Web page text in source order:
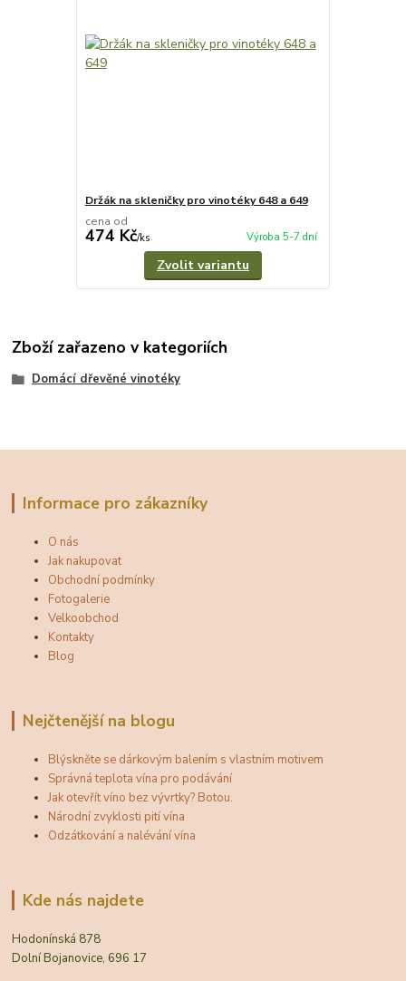
Držák na skleničky pro vinotéky 648 a 649
cena od
474 Kč/ks Výroba 5-7 dní
Zvolit variantu
Zboží zařazeno v kategoriích
Domácí dřevěné vinotéky
Informace pro zákazníky
O nás
Jak nakupovat
Obchodní podmínky
Fotogalerie
Velkoobchod
Kontakty
Blog
Nejčtenější na blogu
Blýskněte se dárkovým balením s vlastním motivem
Správná teplota vína pro podávání
Jak otevřít víno bez vývrtky? Botou.
Národní zvyklosti pití vína
Odzátkování a nalévání vína
Kde nás najdete
Hodonínská 878
Dolní Bojanovice, 696 17